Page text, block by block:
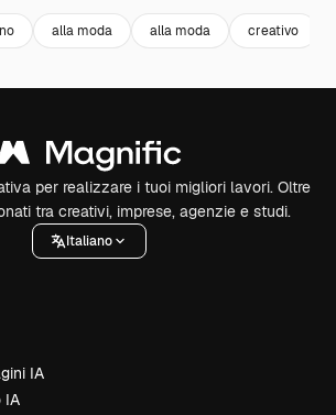
alla moda alla moda creativo
per realizzare i tuoi migliori lavori. Oltre
tra creativi, imprese, agenzie e studi.
Italiano
IA
IA